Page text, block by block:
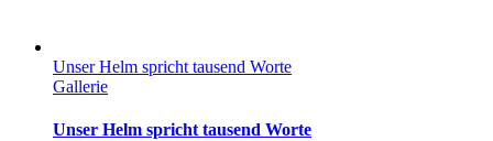
Unser Helm spricht tausend Worte
Gallerie
Unser Helm spricht tausend Worte